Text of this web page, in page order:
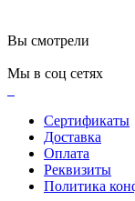
Вы смотрели
Мы в соц сетях
Сертификаты
Доставка
Оплата
Реквизиты
Политика